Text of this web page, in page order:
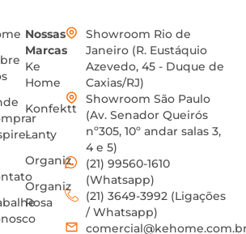
Nossas
Marcas
Ke
Home
Konfektt
Lanty
Organiz
Organiz
Rosa
Showroom Rio de
Janeiro (R. Eustáquio
Azevedo, 45 - Duque de
Caxias/RJ)
Showroom São Paulo
(Av. Senador Queirós
nº305, 10º andar salas 3,
4 e 5)
(21) 99560-1610
(Whatsapp)
(21) 3649-3992 (Ligações
/ Whatsapp)